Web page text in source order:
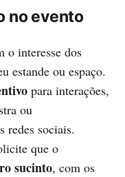
no evento
o interesse dos
estande ou espaço.
para interações,
ou
redes sociais.
que o
sucinto, com os